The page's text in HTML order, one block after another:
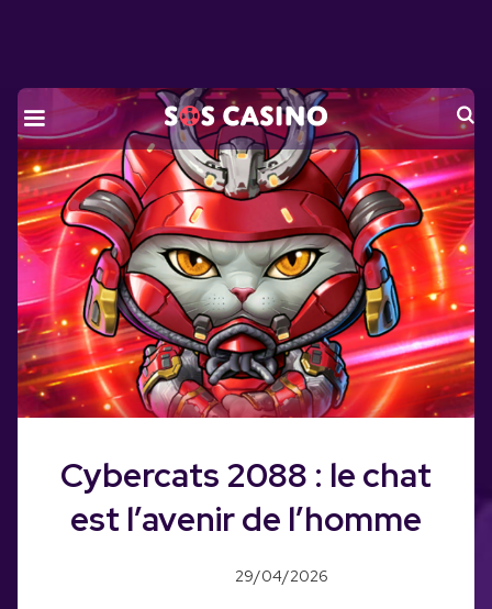
Skip
the
content
Cybercats 2088 : le chat
est l’avenir de l’homme
29/04/2026